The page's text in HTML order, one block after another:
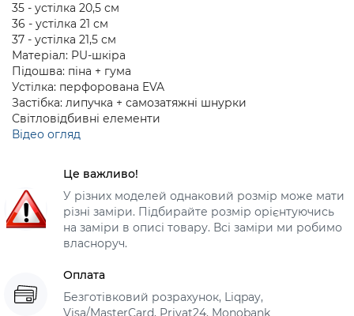
35 - устілка 20,5 см
36 - устілка 21 см
37 - устілка 21,5 см
Матеріал: PU-шкіра
Підошва: піна + гума
Устілка: перфорована EVA
Застібка: липучка + самозатяжні шнурки
Світловідбивні елементи
Відео огляд
Це важливо!
У різних моделей однаковий розмір може мати
різні заміри. Підбирайте розмір орієнтуючись
на заміри в описі товару. Всі заміри ми робимо
власноруч.
Оплата
Безготівковий розрахунок, Liqpay,
Visa/MasterCard, Privat24, Monobank